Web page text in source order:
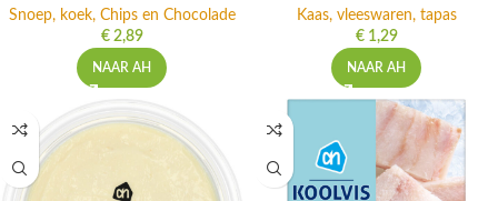
Snoep, koek, Chips en Chocolade
€2,89
NAAR AH
Kaas, vleeswaren, tapas
€1,29
NAAR AH